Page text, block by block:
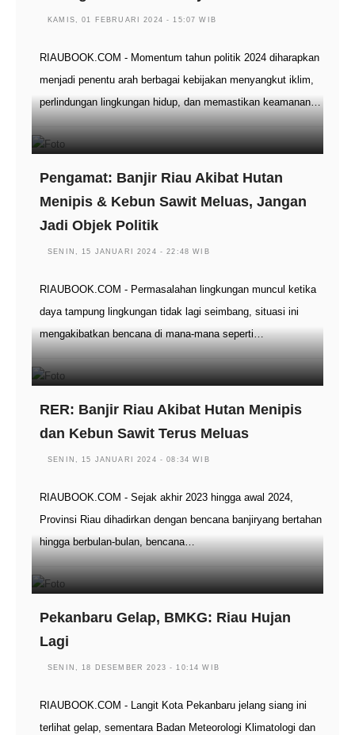
KAMIS, 01 FEBRUARI 2024 - 15:07 WIB
RIAUBOOK.COM - Momentum tahun politik 2024 diharapkan
menjadi penentu arah berbagai kebijakan menyangkut iklim,
perlindungan lingkungan hidup, dan memastikan keamanan…
Pengamat: Banjir Riau Akibat Hutan
Menipis & Kebun Sawit Meluas, Jangan
Jadi Objek Politik
SENIN, 15 JANUARI 2024 - 22:48 WIB
RIAUBOOK.COM - Permasalahan lingkungan muncul ketika
daya tampung lingkungan tidak lagi seimbang, situasi ini
mengakibatkan bencana di mana-mana seperti…
RER: Banjir Riau Akibat Hutan Menipis
dan Kebun Sawit Terus Meluas
SENIN, 15 JANUARI 2024 - 08:34 WIB
RIAUBOOK.COM - Sejak akhir 2023 hingga awal 2024,
Provinsi Riau dihadirkan dengan bencana banjiryang bertahan
hingga berbulan-bulan, bencana…
Pekanbaru Gelap, BMKG: Riau Hujan
Lagi
SENIN, 18 DESEMBER 2023 - 10:14 WIB
RIAUBOOK.COM - Langit Kota Pekanbaru jelang siang ini
terlihat gelap, sementara Badan Meteorologi Klimatologi dan